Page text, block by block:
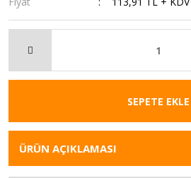
SEPETE EKLE
ÜRÜN AÇIKLAMASI